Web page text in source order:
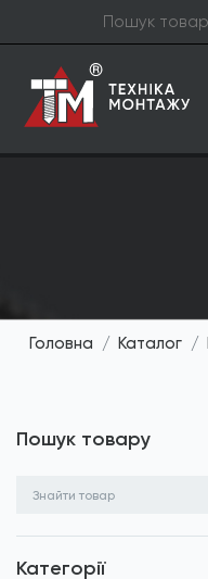
Головна Каталог
Пошук товару
Категорії